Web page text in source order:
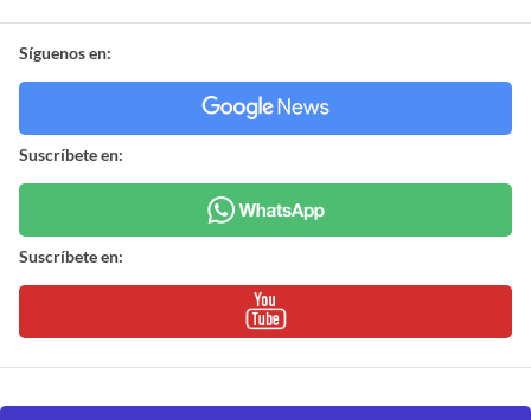
Síguenos en:
Suscríbete en:
Suscríbete en: